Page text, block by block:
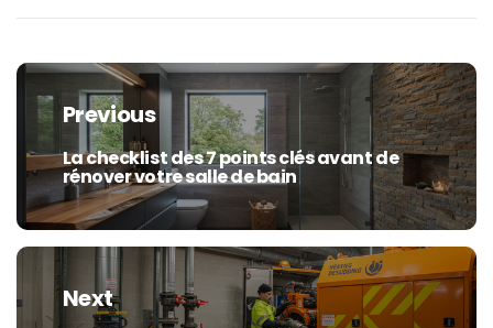
Navigation
de
l’article
Previous
Previous
post:
La checklist des 7 points clés avant de
rénover votre salle de bain
Next